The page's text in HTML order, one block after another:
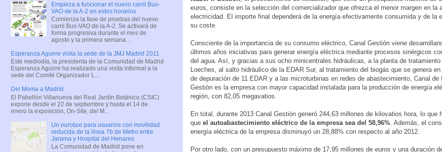
euros, consiste en la selección del comercializador que ofrezca el menor margen en la
electricidad. El importe final dependerá de la energía efectivamente consumida y de la
su coste.
Consciente de la importancia de su consumo eléctrico, Canal Gestión viene
últimos años iniciativas para generar energía eléctrica mediante procesos sinérgicos
del agua. Así, y gracias a sus ocho minicentrales hidráulicas, a la planta de
Loeches, al salto hidráulico de la EDAR Sur, al tratamiento del biogás que se genera
de depuración de 11 EDAR y a las microturbinas en redes de abastecimiento, Canal de
Gestión es la empresa con mayor capacidad instalada para la producción de energía
región, con 82,05 megavatios.
En total, durante 2013 Canal Gestión generó 244,63 millones de kilovatios hora, lo que
que el autoabastecimiento eléctrico de la empresa sea del 58,96%. Además, el
energía eléctrica de la empresa disminuyó un 28,88% con respecto al año 2012.
Por otro lado, con un presupuesto máximo de 17,95 millones de euros y una duración
Empieza a funcionar el nuevo carril Bus-
VAO de la A-2 en estos horarios
Comienza la fase de pruebas del nuevo
carril Bus-VAO de la A-2. Se activará de
forma progresiva durante el mes de
agosto y la primera semana...
Esperanza Aguirre visita la sede de la JMJ Madrid 2011
Este mediodía, la presidenta de la Comunidad de Madrid
Esperanza Aguirre ha realizado una visita informal a la
sede del Comité Organizador L...
Del Moma a Madrid
El Pabellón Villanueva del Real Jardín Botánico (CSIC)
expone desde el 22 de septiembre y hasta el 14 de
enero la exposición, On-Site, del M...
Un eurotaxi para usuarios con movilidad
reducida de la línea 7b de Metro entre
Jarama y Hospital del Henares
La Comunidad de Madrid pone en